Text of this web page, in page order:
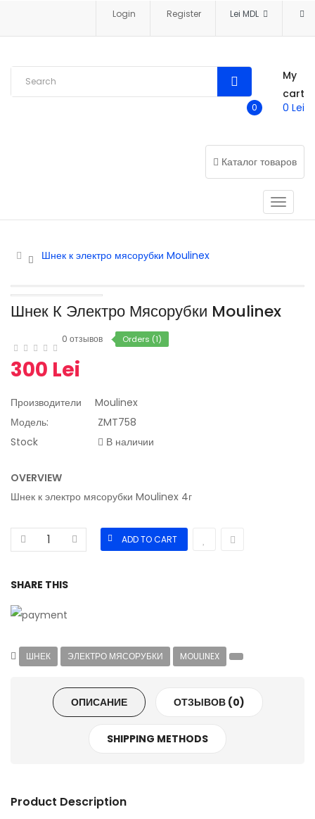
Login Register
My
cart
0 0 Lei
Каталог товаров
Шнек к электро мясорубки Moulinex
Шнек К Электро Мясорубки Moulinex
0 отзывов Orders (1)
300 Lei
Производители
Moulinex
Модель:
ZMT758
Stock
В наличии
OVERVIEW
Шнек к электро мясорубки Moulinex 4г
SHARE THIS
ШНЕК ЭЛЕКТРО МЯСОРУБКИ MOULINEX
ОПИСАНИЕ ОТЗЫВОВ (0)
SHIPPING METHODS
Product Description